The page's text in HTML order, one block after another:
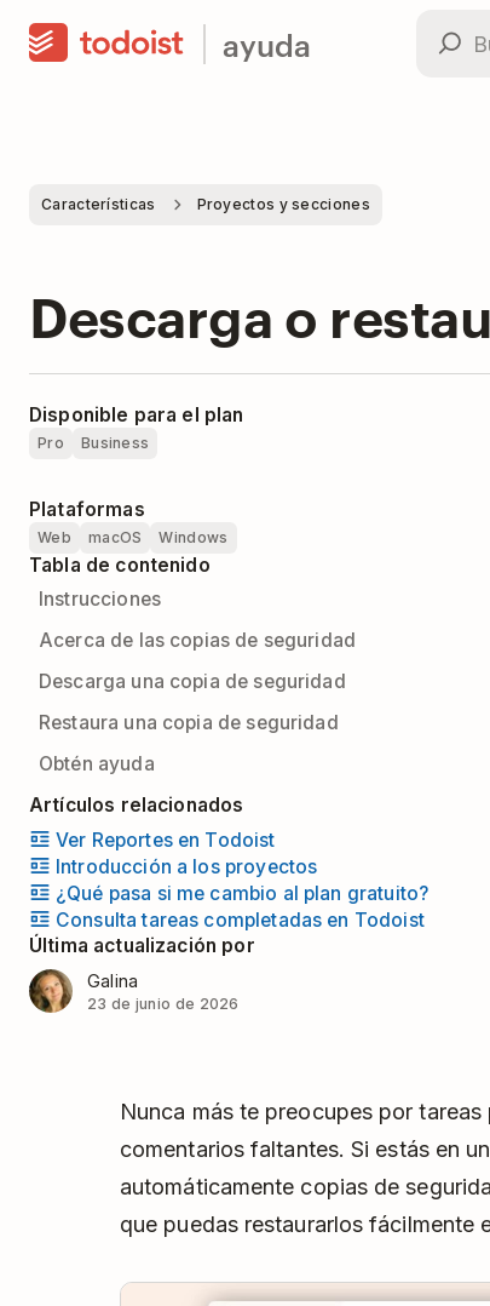
ayuda
Características Proyectos y secciones
Descarga o
Disponible para el plan
Pro Business
Plataformas
Web macOS Windows
Tabla de contenido
Instrucciones
Acerca de las copias de seguridad
Descarga una copia de seguridad
Restaura una copia de seguridad
Obtén ayuda
Artículos relacionados
Ver Reportes en Todoist
Introducción a los proyectos
¿Qué pasa si me cambio al plan gratuito?
Consulta tareas completadas en Todoist
Última actualización por
Galina
23 de junio de 2026
Nunca más te preocupes por
comentarios faltantes. Si estás en un
automáticamente copias de
que puedas restaurarlos fácilmente
Play